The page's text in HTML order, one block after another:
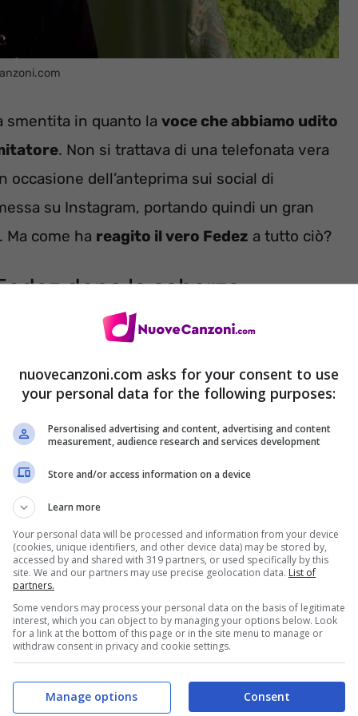
smentita in quanto la voce che abbiamo udito
. Non si trattava di una telefonata vera
dell’anteprima sui social di
su Instagram, portando quindi un gran
come ha reagito il vero Fedez a tutto ciò?
dopo lo scherzo
Fiorello, affermare che Fedez
nuovecanzoni.com asks for your consent to use
your personal data for the following purposes:
Personalised advertising and content, advertising and content
measurement, audience research and services development
Store and/or access information on a device
Learn more
Your personal data will be processed and information from your device
(cookies, unique identifiers, and other device data) may be stored by,
accessed by and shared with 319 partners, or used specifically by this
site. We and our partners may use precise geolocation data. List of
partners.
Some vendors may process your personal data on the basis of legitimate
interest, which you can object to by managing your options below. Look
for a link at the bottom of this page or in the site menu to manage or
withdraw consent in privacy and cookie settings.
Consent
Manage options